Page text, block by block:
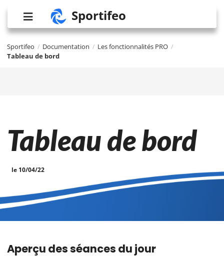
Sportifeo
Sportifeo / Documentation / Les fonctionnalités PRO /
Tableau de bord
Tableau de bord
le 10/04/22
Aperçu des séances du jour